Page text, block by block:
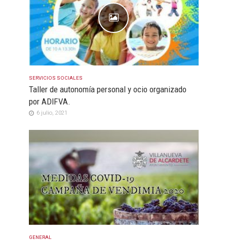
SERVICIOS SOCIALES
Taller de autonomía personal y ocio organizado
por ADIFVA.
6 julio, 2021
GENERAL